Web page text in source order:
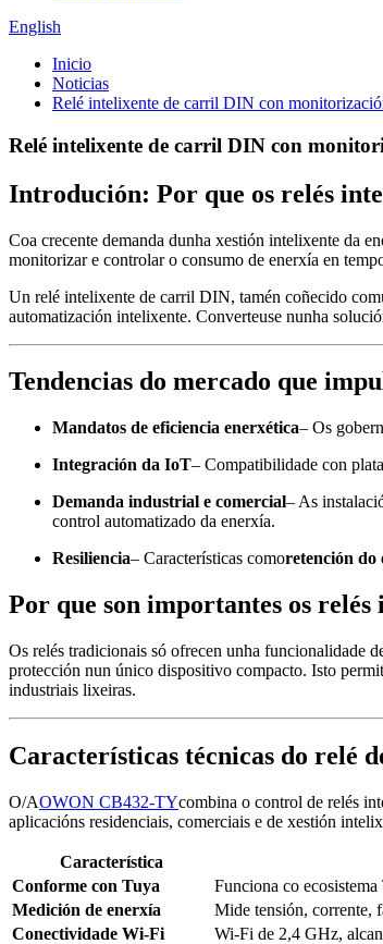
English
Inicio
Noticias
Relé intelixente de carril DIN con
Relé intelixente de carril DIN con
Introdución: Por que os relés
Coa crecente demanda dunha xestión intelixente da
monitorizar e controlar o consumo de enerxía en
Un relé intelixente de carril DIN, tamén coñecido
automatización intelixente. Converteuse nunha
Tendencias do mercado que
Mandatos de eficiencia enerxética– Os
Integración da IoT– Compatibilidade con
Demanda industrial e comercial– As
control automatizado da enerxía.
Resiliencia– Características comoretención do
Por que son importantes os
Os relés tradicionais só ofrecen unha funcionalidade
protección nun único dispositivo compacto. Isto
industriais lixeiras.
Características técnicas do
O/AOWON CB432-TYcombina o control de relés
aplicacións residenciais, comerciais e de xestión
Característica
Conforme con Tuya
Funciona co
Medición de enerxía
Mide tensión, corrente,
Conectividade Wi-Fi
Wi-Fi de 2,4 GHz,